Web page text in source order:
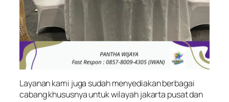
Layanan kami juga sudah menyediakan berbagai
cabang khususnya untuk wilayah jakarta pusat dan